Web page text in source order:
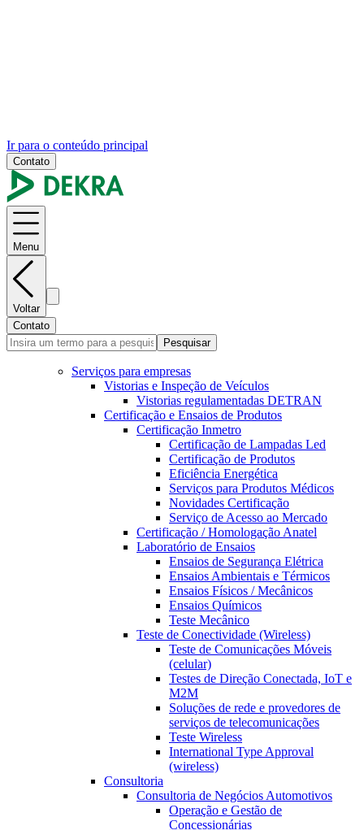
Ir para o conteúdo principal
Contato
Menu
Voltar
Contato
Pesquisar
Serviços para empresas
Vistorias e Inspeção de Veículos
Vistorias regulamentadas DETRAN
Certificação e Ensaios de Produtos
Certificação Inmetro
Certificação de Lampadas Led
Certificação de Produtos
Eficiência Energética
Serviços para Produtos Médicos
Novidades Certificação
Serviço de Acesso ao Mercado
Certificação / Homologação Anatel
Laboratório de Ensaios
Ensaios de Segurança Elétrica
Ensaios Ambientais e Térmicos
Ensaios Físicos / Mecânicos
Ensaios Químicos
Teste Mecânico
Teste de Conectividade (Wireless)
Teste de Comunicações Móveis
(celular)
Testes de Direção Conectada, IoT e
M2M
Soluções de rede e provedores de
serviços de telecomunicações
Teste Wireless
International Type Approval
(wireless)
Consultoria
Consultoria de Negócios Automotivos
Operação e Gestão de
Concessionárias